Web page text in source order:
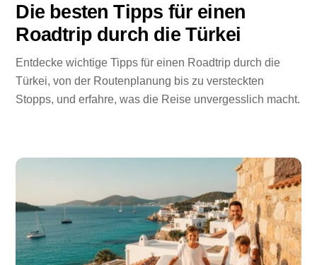
Die besten Tipps für einen
Roadtrip durch die Türkei
Entdecke wichtige Tipps für einen Roadtrip durch die
Türkei, von der Routenplanung bis zu versteckten
Stopps, und erfahre, was die Reise unvergesslich macht.